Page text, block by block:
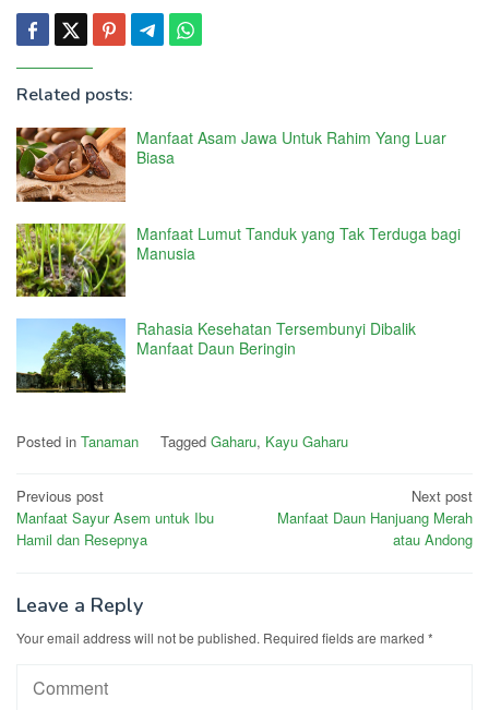
Related posts:
Manfaat Asam Jawa Untuk Rahim Yang Luar
Biasa
Manfaat Lumut Tanduk yang Tak Terduga bagi
Manusia
Rahasia Kesehatan Tersembunyi Dibalik
Manfaat Daun Beringin
Posted in Tanaman Tagged Gaharu, Kayu Gaharu
Post
navigation
Previous post
Manfaat Sayur Asem untuk Ibu
Hamil dan Resepnya
Next post
Manfaat Daun Hanjuang Merah
atau Andong
Leave a Reply
Your email address will not be published. Required fields are marked *